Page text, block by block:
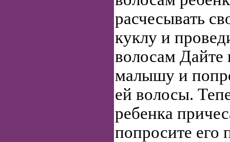
расчесывать
куклу и
волосам Дайте
малышу и
ей волосы.
ребенка
попросите его